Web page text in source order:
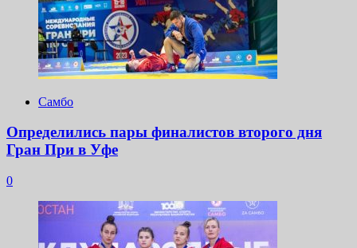
Самбо
Определились пары финалистов второго дня
Гран При в Уфе
0